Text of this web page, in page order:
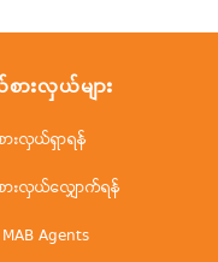
ားလှယ်များ
းလှယ်ရှာရန်
းလှယ်လျှောက်ရန်
Agents